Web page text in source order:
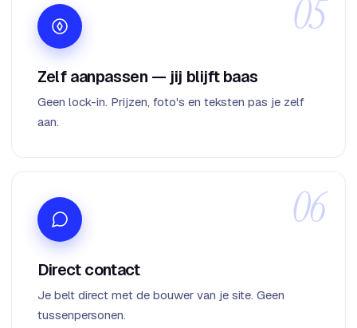
Zelf aanpassen — jij blijft baas
Geen lock-in. Prijzen, foto's en teksten pas je zelf
aan.
Direct contact
Je belt direct met de bouwer van je site. Geen
tussenpersonen.